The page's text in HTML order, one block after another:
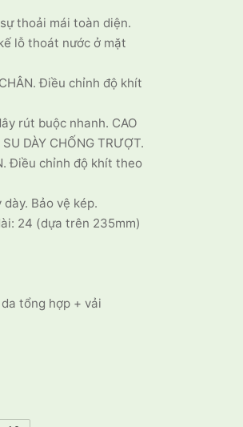
thoải mái toàn diện.
lỗ thoát nước ở mặt
Điều chỉnh độ khít
rút buộc nhanh. CAO
DÀY CHỐNG TRƯỢT.
Điều chỉnh độ khít theo
dày. Bảo vệ kép.
24 (dựa trên 235mm)
tổng hợp + vải